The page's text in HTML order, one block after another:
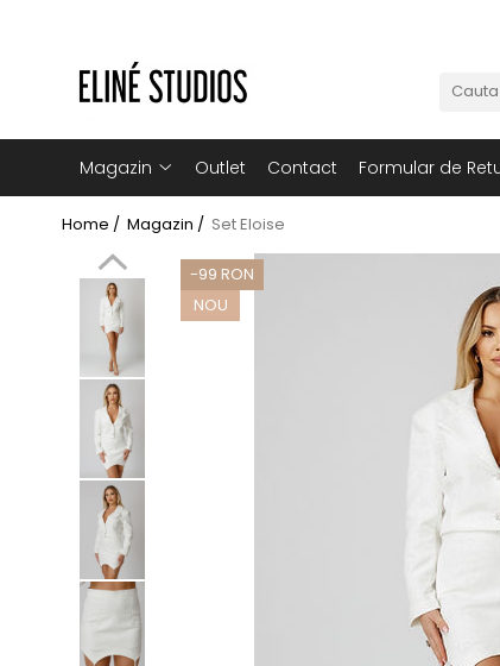
Magazin
Noutati
Rochii
Pantaloni
Paltoane
Costume Baie
Lichidare de stoc
Magazin Outlet Contact Formular de
Home / Magazin / Set Eloise
-99 RON
NOU